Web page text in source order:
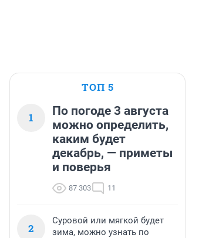
ТОП 5
1
По погоде 3 августа
можно определить,
каким будет
декабрь, — приметы
и поверья
87 303 11
2
Суровой или мягкой будет
зима, можно узнать по